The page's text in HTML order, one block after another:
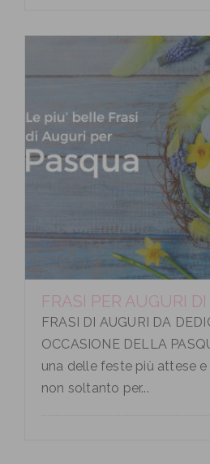
FRASI PER AUGURI
FRASI DI AUGURI DA
OCCASIONE DELLA
una delle feste più attese e
non soltanto per...